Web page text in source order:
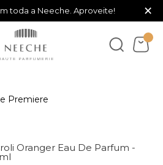
toda a Neeche. Aproveite! ×
Premiere
Oranger Eau De Parfum -